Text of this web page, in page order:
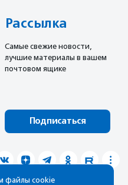
Рассылка
Cамые свежие новости,
лучшие материалы в вашем
почтовом ящике
Подписаться
файлы cookie